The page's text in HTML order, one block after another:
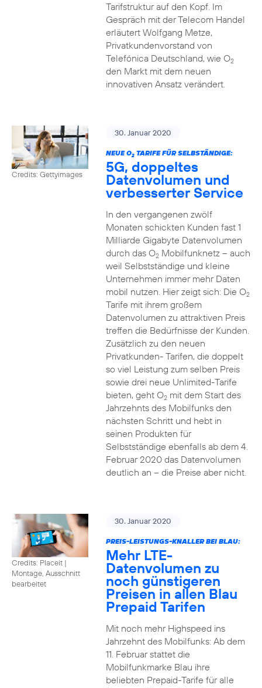
Tarifstruktur auf den Kopf. Im
Gespräch mit der Telecom Handel
erläutert Wolfgang Metze,
Privatkundenvorstand von
Telefónica Deutschland, wie O2
den Markt mit dem neuen
innovativen Ansatz verändert.
Credits: Gettyimages
30. Januar 2020
NEUE O2TARIFE FÜR SELBSTÄNDIGE:
5G, doppeltes
Datenvolumen und
verbesserter Service
In den vergangenen zwölf
Monaten schickten Kunden fast 1
Milliarde Gigabyte Datenvolumen
durch das O2Mobilfunknetz – auch
weil Selbstständige und kleine
Unternehmen immer mehr Daten
mobil nutzen. Hier zeigt sich: Die O2
Tarife mit ihrem großem
Datenvolumen zu attraktiven Preis
treffen die Bedürfnisse der Kunden.
Zusätzlich zu den neuen
Privatkunden- Tarifen, die doppelt
so viel Leistung zum selben Preis
sowie drei neue Unlimited-Tarife
bieten, geht O2mit dem Start des
Jahrzehnts des Mobilfunks den
nächsten Schritt und hebt in
seinen Produkten für
Selbstständige ebenfalls ab dem 4.
Februar 2020 das Datenvolumen
deutlich an – die Preise aber nicht.
Credits: Placeit |
Montage, Ausschnitt
bearbeitet
30. Januar 2020
PREIS-LEISTUNGS-KNALLER BEI BLAU:
Mehr LTE-
Datenvolumen zu
noch günstigeren
Preisen in allen Blau
Prepaid Tarifen
Mit noch mehr Highspeed ins
Jahrzehnt des Mobilfunks: Ab dem
11. Februar stattet die
Mobilfunkmarke Blau ihre
beliebten Prepaid-Tarife für alle